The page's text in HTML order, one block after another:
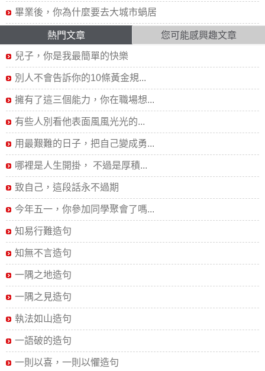
畢業後，你為什麼要去大城市蝸居
熱門文章 您可能感興趣文章
兒子，你是我最簡單的快樂
別人不會告訴你的10條黃金規...
擁有了這三個能力，你在職場想...
有些人別看他表面風風光光的...
用最艱難的日子，把自己變成勇...
哪裡是人生開掛， 不過是厚積...
致自己，這段話永不過期
今年五一，你參加同學聚會了嗎...
知易行難造句
知無不言造句
一隅之地造句
一隅之見造句
執法如山造句
一語破的造句
一則以喜，一則以懼造句